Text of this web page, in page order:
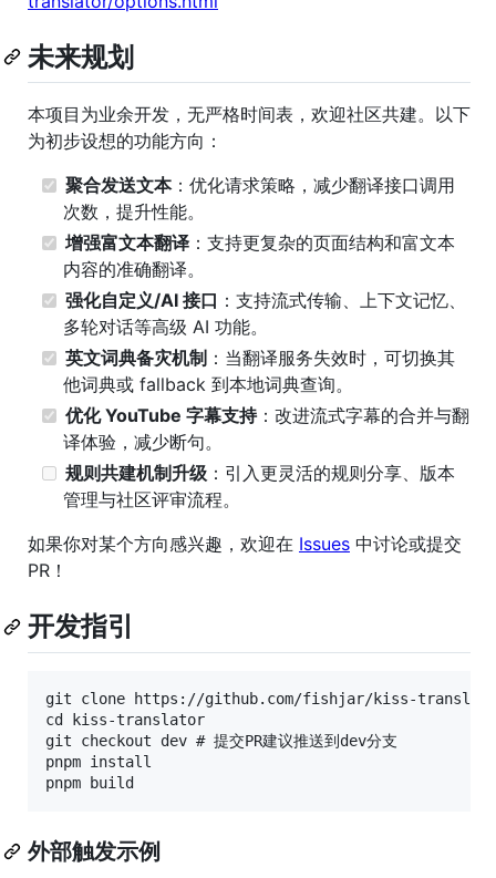
未来规划
本项目为业余开发，无严格时间表，欢迎社区共建。以下
为初步设想的功能方向：
聚合发送文本：优化请求策略，减少翻译接口调用
次数，提升性能。
增强富文本翻译 ：支持更复杂的页面结构和富文本
内容的准确翻译。
强化自定义/AI 接口 ：支持流式传输、上下文记忆、
多轮对话等高级 AI 功能。
英文词典备灾机制 ：当翻译服务失效时，可切换其
他词典或 fallback 到本地词典查询。
优化 YouTube 字幕支持：改进流式字幕的合并与翻
译体验，减少断句。
规则共建机制升级 ：引入更灵活的规则分享、版本
管理与社区评审流程。
如果你对某个方向感兴趣，欢迎在 Issues 中讨论或提交
PR！
开发指引
git clone https://github.com/fishjar/kiss-
cd kiss-translator
git checkout dev # 提交PR建议推送到dev分支
pnpm install
外部触发示例